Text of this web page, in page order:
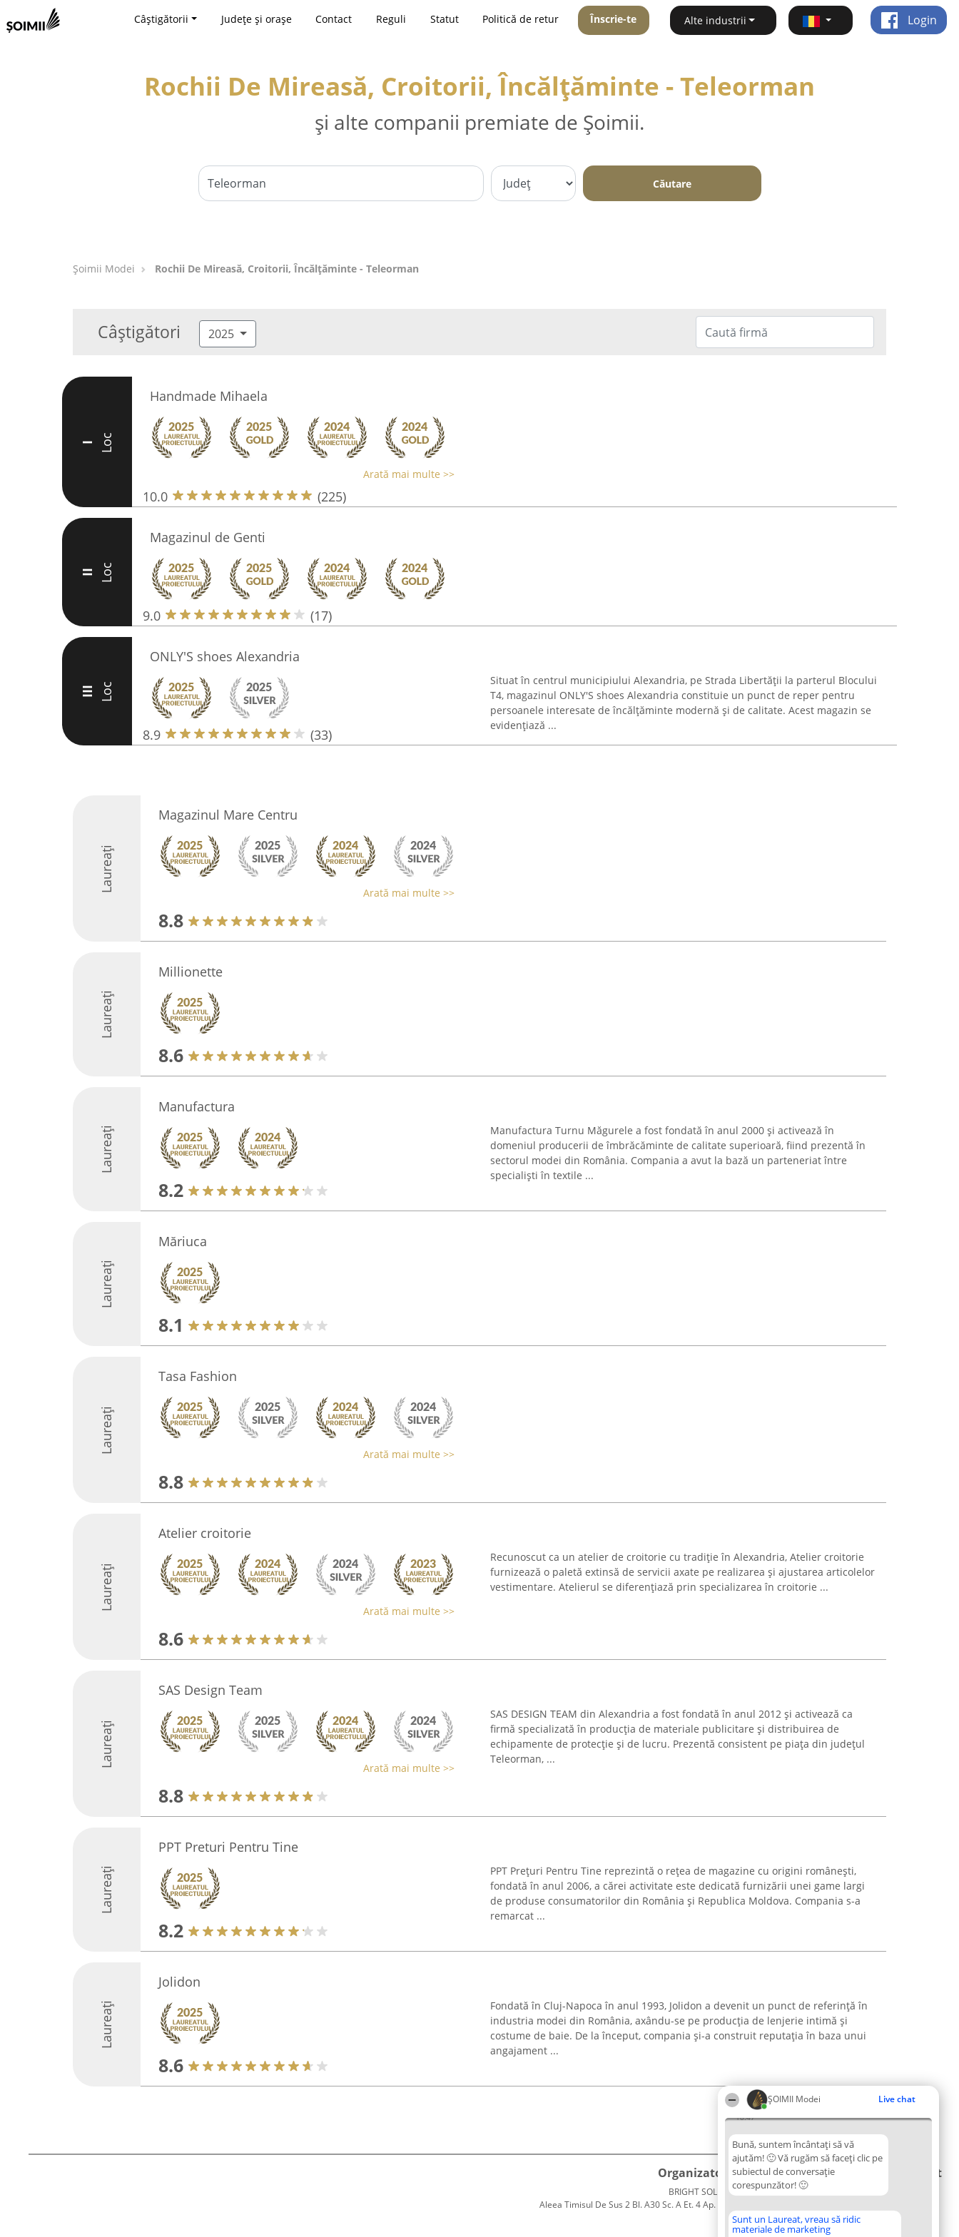
ȘOIMII Modei Live chat
18:47
Bună, suntem încântați să vă
ajutăm! 🙂 Vă rugăm să faceți clic pe
subiectul de conversație
corespunzător! 🙂
Sunt un Laureat, vreau să ridic
materiale de marketing
Câștigătorii Județe și orașe Contact Reguli Statut Politică de retur Înscrie-te Alte industrii Login
Rochii De Mireasă, Croitorii, Încălțăminte - Teleorman
și alte companii premiate de Șoimii.
Căutare
Șoimii Modei Rochii De Mireasă, Croitorii, Încălțăminte - Teleorman
Câștigători 2025
I Loc
Handmade Mihaela
Arată mai multe >>
10.0 (225)
II Loc
Magazinul de Genti
9.0 (17)
III Loc
ONLY'S shoes Alexandria
8.9 (33)
Situat în centrul municipiului Alexandria, pe Strada Libertății la parterul Blocului
T4, magazinul ONLY'S shoes Alexandria constituie un punct de reper pentru
persoanele interesate de încălțăminte modernă și de calitate. Acest magazin se
evidențiază ...
Laureați
Magazinul Mare Centru
Arată mai multe >>
8.8
Laureați
Millionette
8.6
Laureați
Manufactura
8.2
Manufactura Turnu Măgurele a fost fondată în anul 2000 și activează în
domeniul producerii de îmbrăcăminte de calitate superioară, fiind prezentă în
sectorul modei din România. Compania a avut la bază un parteneriat între
specialiști în textile ...
Laureați
Măriuca
8.1
Laureați
Tasa Fashion
Arată mai multe >>
8.8
Laureați
Atelier croitorie
Arată mai multe >>
8.6
Recunoscut ca un atelier de croitorie cu tradiție în Alexandria, Atelier croitorie
furnizează o paletă extinsă de servicii axate pe realizarea și ajustarea articolelor
vestimentare. Atelierul se diferențiază prin specializarea în croitorie ...
Laureați
SAS Design Team
Arată mai multe >>
8.8
SAS DESIGN TEAM din Alexandria a fost fondată în anul 2012 și activează ca
firmă specializată în producția de materiale publicitare și distribuirea de
echipamente de protecție și de lucru. Prezentă consistent pe piața din județul
Teleorman, ...
Laureați
PPT Preturi Pentru Tine
8.2
PPT Prețuri Pentru Tine reprezintă o rețea de magazine cu origini românești,
fondată în anul 2006, a cărei activitate este dedicată furnizării unei game largi
de produse consumatorilor din România și Republica Moldova. Compania s-a
remarcat ...
Laureați
Jolidon
8.6
Fondată în Cluj-Napoca în anul 1993, Jolidon a devenit un punct de referință în
industria modei din România, axându-se pe producția de lenjerie intimă și
costume de baie. De la început, compania și-a construit reputația în baza unui
angajament ...
Organizator Ranking
BRIGHT SOLUTIONS BR SRL
Aleea Timisul De Sus 2 Bl. A30 Sc. A Et. 4 Ap. 13 Cod 061952
București
CUI 36737675
Plebiscyt
Tuturor
Laureaților
Contact